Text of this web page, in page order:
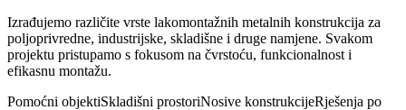
Izrađujemo različite vrste lakomontažnih metalnih konstrukcija za
poljoprivredne, industrijske, skladišne i druge namjene. Svakom
projektu pristupamo s fokusom na čvrstoću, funkcionalnost i
efikasnu montažu.
Pomoćni objektiSkladišni prostoriNosive konstrukcijeRješenja po